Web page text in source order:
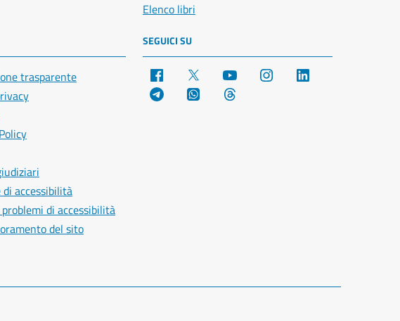
Elenco libri
trasparente
accessibilità
di accessibilità
del sito
SEGUICI SU
Facebook YouTube Instagram
Telegram WhatsApp